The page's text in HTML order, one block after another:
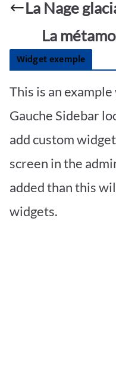
o
o
k
A
p
p
La Nage
La
Widget exemple
This is an
Gauche Sidebar
add custom
screen in the
added than this
widgets.